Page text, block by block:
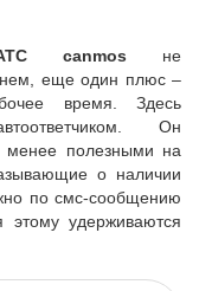
canmos не
еще один плюс –
время. Здесь
Он
менее полезными на
о наличии
по смс-сообщению
этому удерживаются